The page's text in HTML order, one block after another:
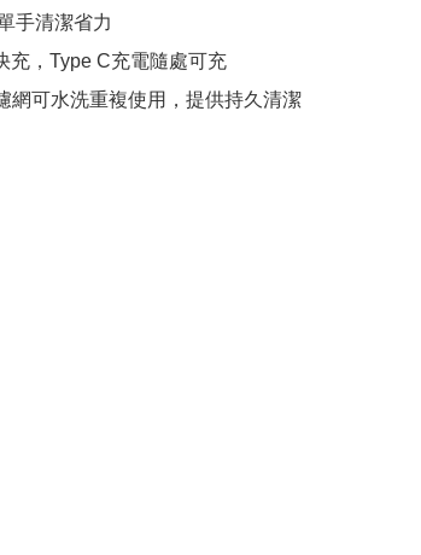
手清潔省力
充，Type C充電隨處可充
網可水洗重複使用，提供持久清潔